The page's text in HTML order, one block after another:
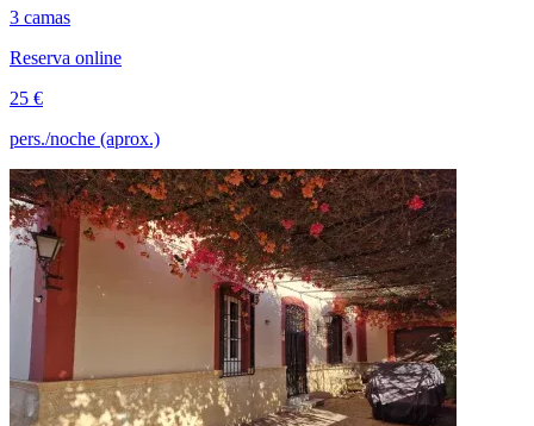
3 camas
Reserva online
25 €
pers./noche (aprox.)